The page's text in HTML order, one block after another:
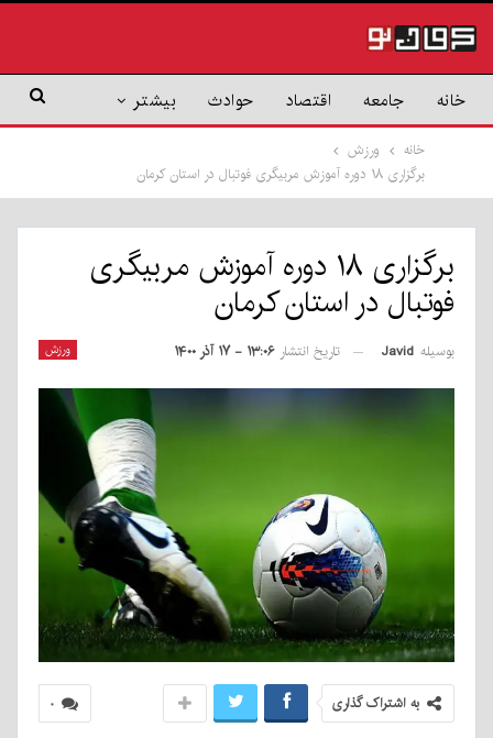
خانه جامعه اقتصاد حوادث بیشتر
خانه
ورزش
برگزاری ۱۸ دوره آموزش مربیگری فوتبال در استان کرمان
برگزاری ۱۸ دوره آموزش مربیگری
فوتبال در استان کرمان
ورزش بوسیله Javid تاریخ انتشار ۱۳:۰۶ - ۱۷ آذر ۱۴۰۰
۰ به اشتراک گذاری